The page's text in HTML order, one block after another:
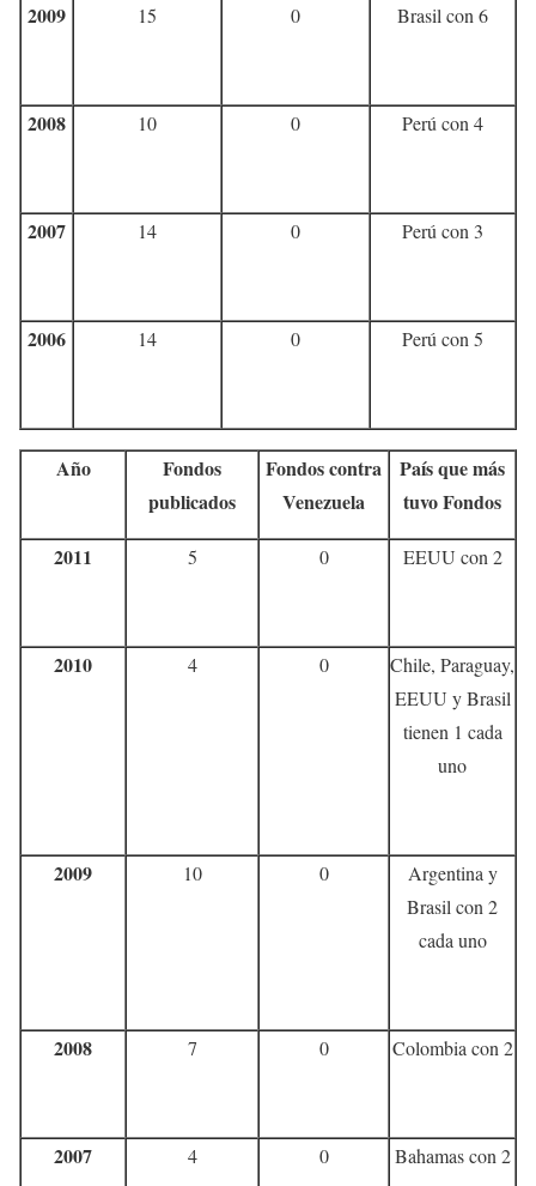
2009 15 0 Brasil con 6
2008 10 0 Perú con 4
2007 14 0 Perú con 3
2006 14 0 Perú con 5
Año
Fondos
publicados
Fondos contra
Venezuela
País que más
tuvo Fondos
2011
5 0 EEUU con 2
2010 4 0
Chile, Paraguay,
EEUU y Brasil
tienen 1 cada
uno
2009 10 0
Argentina y
Brasil con 2
cada uno
2008 7 0 Colombia con 2
2007 4 0 Bahamas con 2